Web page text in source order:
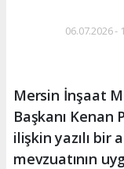
06.07.2026 -
Mersin İnşaat
Başkanı Kenan
ilişkin yazılı bir
mevzuatının